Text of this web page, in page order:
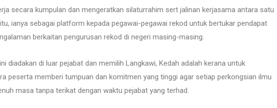
secara kumpulan dan mengeratkan silaturrahim sert jalinan kerjasama antara satu
ianya sebagai platform kepada pegawai-pegawai rekod untuk bertukar pendapat
berkaitan pengurusan rekod di negeri masing-masing.
diadakan di luar pejabat dan memilih Langkawi, Kedah adalah kerana untuk
peserta memberi tumpuan dan komitmen yang tinggi agar setiap perkongsian ilmu
masa tanpa terikat dengan waktu pejabat yang terhad.